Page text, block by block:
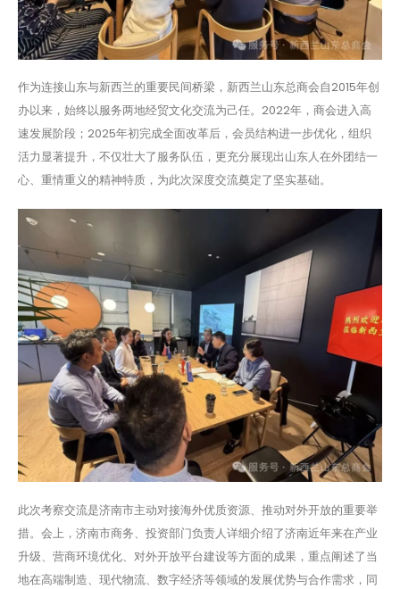
作为连接山东与新西兰的重要民间桥梁，新西兰山东总商会自2015年创
办以来，始终以服务两地经贸文化交流为己任。2022年，商会进入高
速发展阶段；2025年初完成全面改革后，会员结构进一步优化，组织
活力显著提升，不仅壮大了服务队伍，更充分展现出山东人在外团结一
心、重情重义的精神特质，为此次深度交流奠定了坚实基础。
此次考察交流是济南市主动对接海外优质资源、推动对外开放的重要举
措。会上，济南市商务、投资部门负责人详细介绍了济南近年来在产业
升级、营商环境优化、对外开放平台建设等方面的成果，重点阐述了当
地在高端制造、现代物流、数字经济等领域的发展优势与合作需求，同